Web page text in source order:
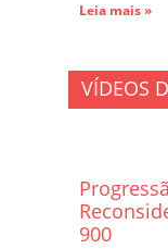
Leia mais »
VÍDEOS
900